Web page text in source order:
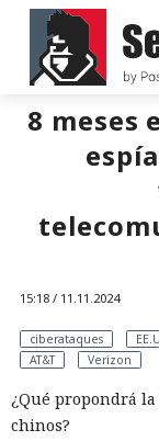
8 meses
15:18 / 11.11.2024
ciberataques
AT&T
Verizon
¿Qué propondrá
chinos?